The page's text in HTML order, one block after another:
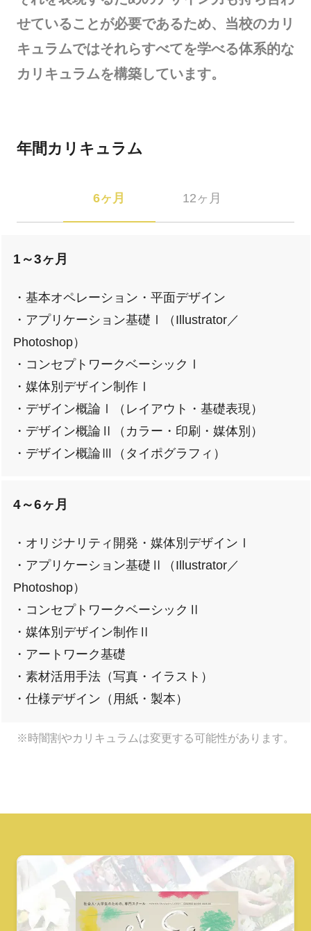
せていることが必要であるため、当校のカリ
キュラムではそれらすべてを学べる体系的な
カリキュラムを構築しています。
年間カリキュラム
6ヶ月 12ヶ月
1～3ヶ月
・基本オペレーション・平面デザイン
・アプリケーション基礎Ⅰ（Illustrator／
Photoshop）
・コンセプトワークベーシックⅠ
・媒体別デザイン制作Ⅰ
・デザイン概論Ⅰ（レイアウト・基礎表現）
・デザイン概論Ⅱ（カラー・印刷・媒体別）
・デザイン概論Ⅲ（タイポグラフィ）
4～6ヶ月
・オリジナリティ開発・媒体別デザインⅠ
・アプリケーション基礎Ⅱ（Illustrator／
Photoshop）
・コンセプトワークベーシックⅡ
・媒体別デザイン制作Ⅱ
・アートワーク基礎
・素材活用手法（写真・イラスト）
・仕様デザイン（用紙・製本）
※時闇割やカリキュラムは変更する可能性があります。